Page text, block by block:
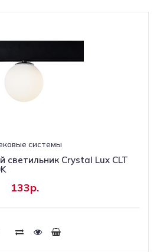
системы
светильник Crystal Lux CLT
133р.